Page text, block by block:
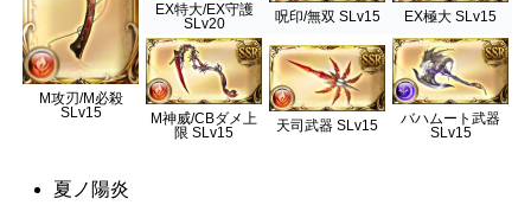
M攻刃/M必殺
SLv15
EX特大/EX守護
SLv20
呪印/無双 SLv15 EX極大 SLv15
M神威/CBダメ上
限 SLv15
天司武器 SLv15
バハムート武器
SLv15
夏ノ陽炎